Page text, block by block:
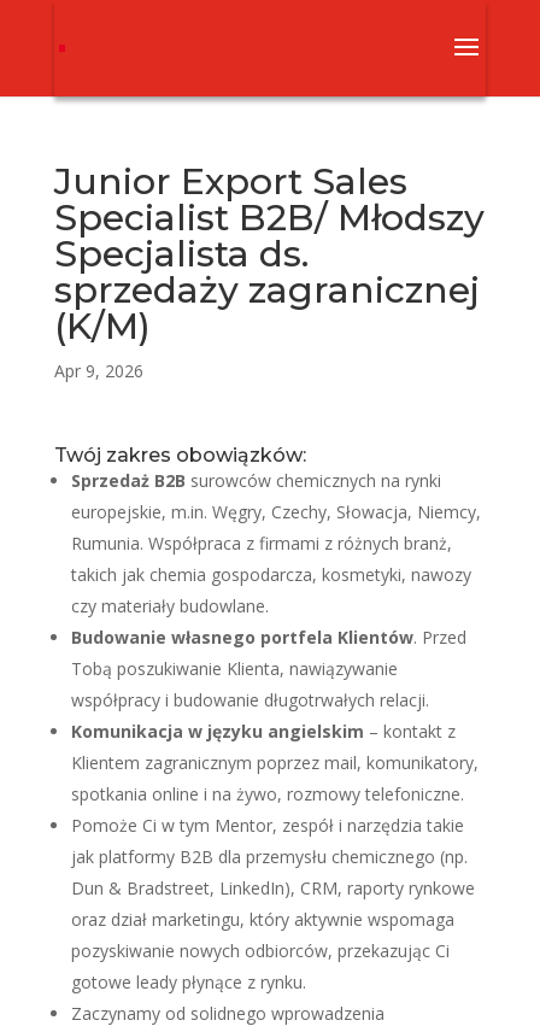
Junior Export Sales
Specialist B2B/ Młodszy
Specjalista ds.
sprzedaży zagranicznej
(K/M)
Apr 9, 2026
Twój zakres obowiązków:
Sprzedaż B2B surowców chemicznych na rynki
europejskie, m.in. Węgry, Czechy, Słowacja, Niemcy,
Rumunia. Współpraca z firmami z różnych branż,
takich jak chemia gospodarcza, kosmetyki, nawozy
czy materiały budowlane.
Budowanie własnego portfela Klientów. Przed
Tobą poszukiwanie Klienta, nawiązywanie
współpracy i budowanie długotrwałych relacji.
Komunikacja w języku angielskim – kontakt z
Klientem zagranicznym poprzez mail, komunikatory,
spotkania online i na żywo, rozmowy telefoniczne.
Pomoże Ci w tym Mentor, zespół i narzędzia takie
jak platformy B2B dla przemysłu chemicznego (np.
Dun & Bradstreet, LinkedIn), CRM, raporty rynkowe
oraz dział marketingu, który aktywnie wspomaga
pozyskiwanie nowych odbiorców, przekazując Ci
gotowe leady płynące z rynku.
Zaczynamy od solidnego wprowadzenia